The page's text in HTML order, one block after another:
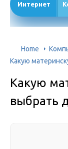
Интернет
Home
Какую
Какую
выбрать